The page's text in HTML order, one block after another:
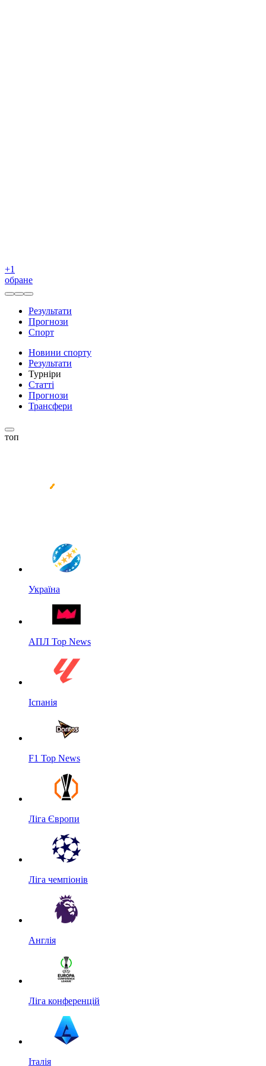
+1
обране
Результати
Прогнози
Спорт
Новини спорту
Результати
Турніри
Статті
Прогнози
Трансфери
топ
Україна
АПЛ Top News
Іспанія
F1 Top News
Ліга Європи
Ліга чемпіонів
Англія
Ліга конференцій
Італія